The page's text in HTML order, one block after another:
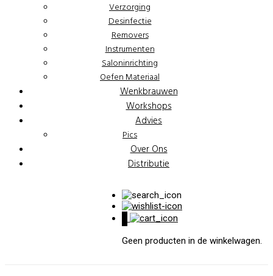
Verzorging
Desinfectie
Removers
Instrumenten
Saloninrichting
Oefen Materiaal
Wenkbrauwen
Workshops
Advies
Pics
Over Ons
Distributie
Geen producten in de winkelwagen.